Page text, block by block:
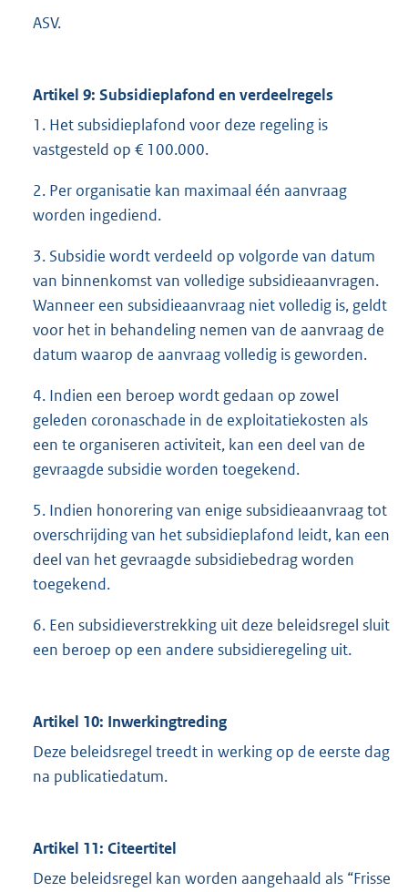
ASV.
Artikel 9: Subsidieplafond en verdeelregels
1. Het subsidieplafond voor deze regeling is
vastgesteld op € 100.000.
2. Per organisatie kan maximaal één aanvraag
worden ingediend.
3. Subsidie wordt verdeeld op volgorde van datum
van binnenkomst van volledige subsidieaanvragen.
Wanneer een subsidieaanvraag niet volledig is, geldt
voor het in behandeling nemen van de aanvraag de
datum waarop de aanvraag volledig is geworden.
4. Indien een beroep wordt gedaan op zowel
geleden coronaschade in de exploitatiekosten als
een te organiseren activiteit, kan een deel van de
gevraagde subsidie worden toegekend.
5. Indien honorering van enige subsidieaanvraag tot
overschrijding van het subsidieplafond leidt, kan een
deel van het gevraagde subsidiebedrag worden
toegekend.
6. Een subsidieverstrekking uit deze beleidsregel sluit
een beroep op een andere subsidieregeling uit.
Artikel 10: Inwerkingtreding
Deze beleidsregel treedt in werking op de eerste dag
na publicatiedatum.
Artikel 11: Citeertitel
Deze beleidsregel kan worden aangehaald als “Frisse